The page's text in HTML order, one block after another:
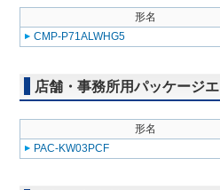
形名
CMP-P71ALWHG5
店舗・事務所用パッケージ
形名
PAC-KW03PCF